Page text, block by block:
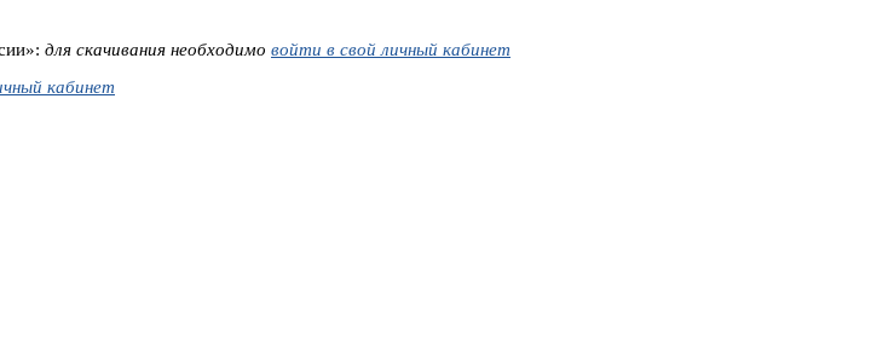
для скачивания необходимо войти в свой личный кабинет
кабинет